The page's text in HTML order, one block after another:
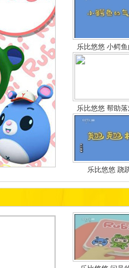
乐比悠悠 小鳄
乐比悠悠 帮助
乐比悠悠 跷